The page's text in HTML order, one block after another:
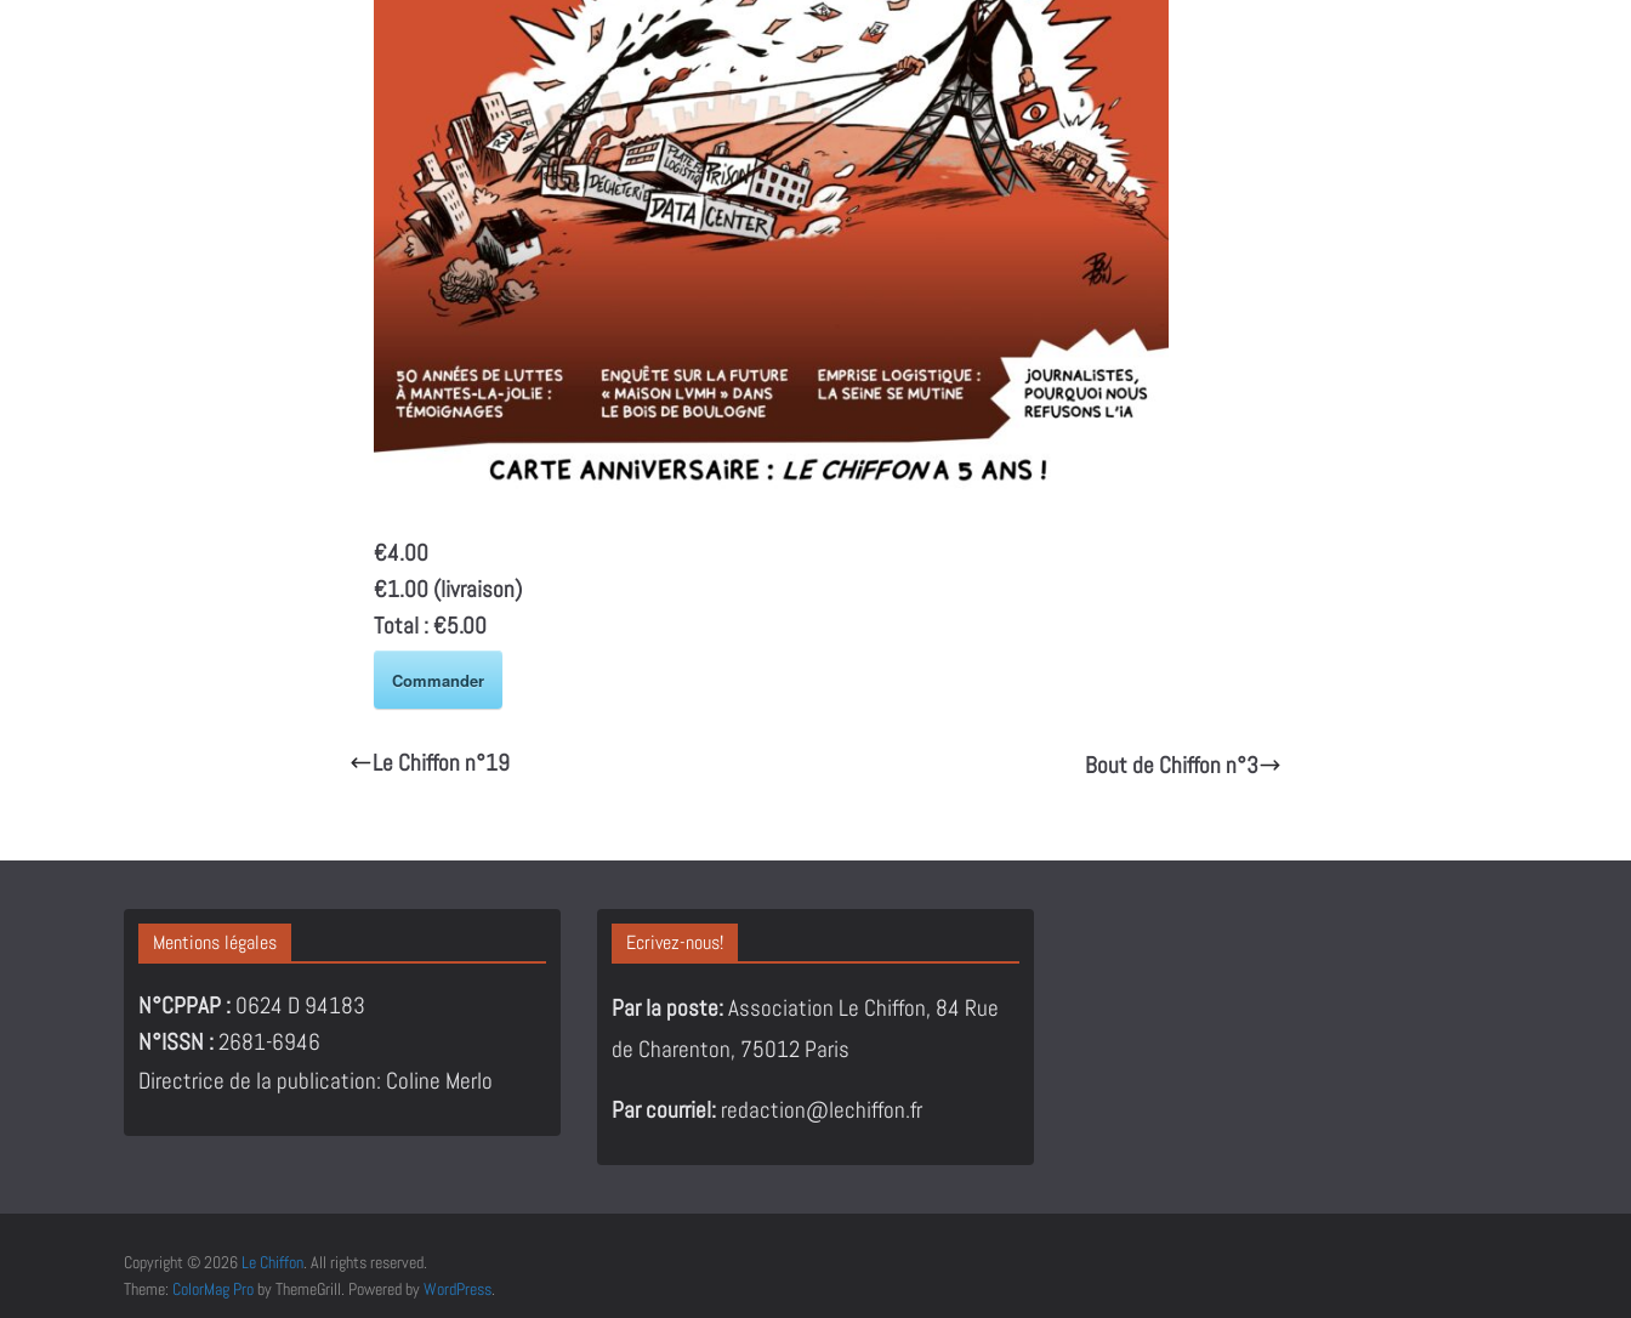
€4.00
€1.00 (livraison)
Total :€5.00
Commander
Le Chiffon n°19 Bout de Chiffon n°3
Mentions légales
N°CPPAP : 0624 D 94183
N°ISSN :2681-6946
Directrice de la publication: Coline Merlo
Ecrivez-nous!
Par la poste:Association Le Chiffon, 84 Rue
de Charenton, 75012 Paris
Par courriel: redaction@lechiffon.fr
Copyright © 2026 Le Chiffon . All rights reserved.
Theme: ColorMag Pro by ThemeGrill. Powered byWordPress